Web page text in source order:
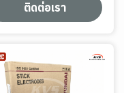
ติดต่อเรา